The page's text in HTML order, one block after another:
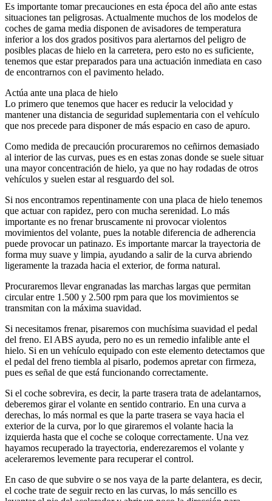
Es importante tomar precauciones en esta época del año ante estas
situaciones tan peligrosas. Actualmente muchos de los modelos de
coches de gama media disponen de avisadores de temperatura
inferior a los dos grados positivos para alertarnos del peligro de
posibles placas de hielo en la carretera, pero esto no es suficiente,
tenemos que estar preparados para una actuación inmediata en caso
de encontrarnos con el pavimento helado.
Actúa ante una placa de hielo
Lo primero que tenemos que hacer es reducir la velocidad y
mantener una distancia de seguridad suplementaria con el vehículo
que nos precede para disponer de más espacio en caso de apuro.
Como medida de precaución procuraremos no ceñirnos demasiado
al interior de las curvas, pues es en estas zonas donde se suele situar
una mayor concentración de hielo, ya que no hay rodadas de otros
vehículos y suelen estar al resguardo del sol.
Si nos encontramos repentinamente con una placa de hielo tenemos
que actuar con rapidez, pero con mucha serenidad. Lo más
importante es no frenar bruscamente ni provocar violentos
movimientos del volante, pues la notable diferencia de adherencia
puede provocar un patinazo. Es importante marcar la trayectoria de
forma muy suave y limpia, ayudando a salir de la curva abriendo
ligeramente la trazada hacia el exterior, de forma natural.
Procuraremos llevar engranadas las marchas largas que permitan
circular entre 1.500 y 2.500 rpm para que los movimientos se
transmitan con la máxima suavidad.
Si necesitamos frenar, pisaremos con muchísima suavidad el pedal
del freno. El ABS ayuda, pero no es un remedio infalible ante el
hielo. Si en un vehículo equipado con este elemento detectamos que
el pedal del freno tiembla al pisarlo, podemos apretar con firmeza,
pues es señal de que está funcionando correctamente.
Si el coche sobrevira, es decir, la parte trasera trata de adelantarnos,
deberemos girar el volante en sentido contrario. En una curva a
derechas, lo más normal es que la parte trasera se vaya hacia el
exterior de la curva, por lo que giraremos el volante hacia la
izquierda hasta que el coche se coloque correctamente. Una vez
hayamos recuperado la trayectoria, enderezaremos el volante y
aceleraremos levemente para recuperar el control.
En caso de que subvire o se nos vaya de la parte delantera, es decir,
el coche trate de seguir recto en las curvas, lo más sencillo es